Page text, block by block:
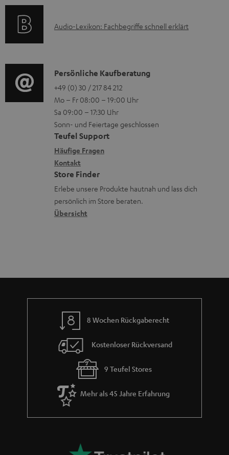
l
e
n
n
m
V
e
r
s
a
n
d
i
e
n
z
u
r
G
a
r
a
n
t
g
e
r
ä
t
e
R
ü
c
k
m
A
i
o
-
L
e
x
i
k
o
n
Audio-Lexikon: Fachbegriffe schnell erklärt
K
o
n
t
a
k
t
d
a
t
Persönliche Kaufberatung
+49 (0) 30 / 217 84 212
Mo – Fr 08:00 – 19:00 Uhr
Sa 09:00 – 17:30 Uhr
Sonn- und Feiertage geschlossen
Teufel Support
Häufige Fragen
Kontakt
Store Finder
Erlebe unsere Produkte hautnah und lass dich
persönlich im Store beraten.
Übersicht
8 Wochen Rückgaberecht
Kostenloser Rückversand
9 Teufel Stores
Mehr als 45 Jahre Erfahrung